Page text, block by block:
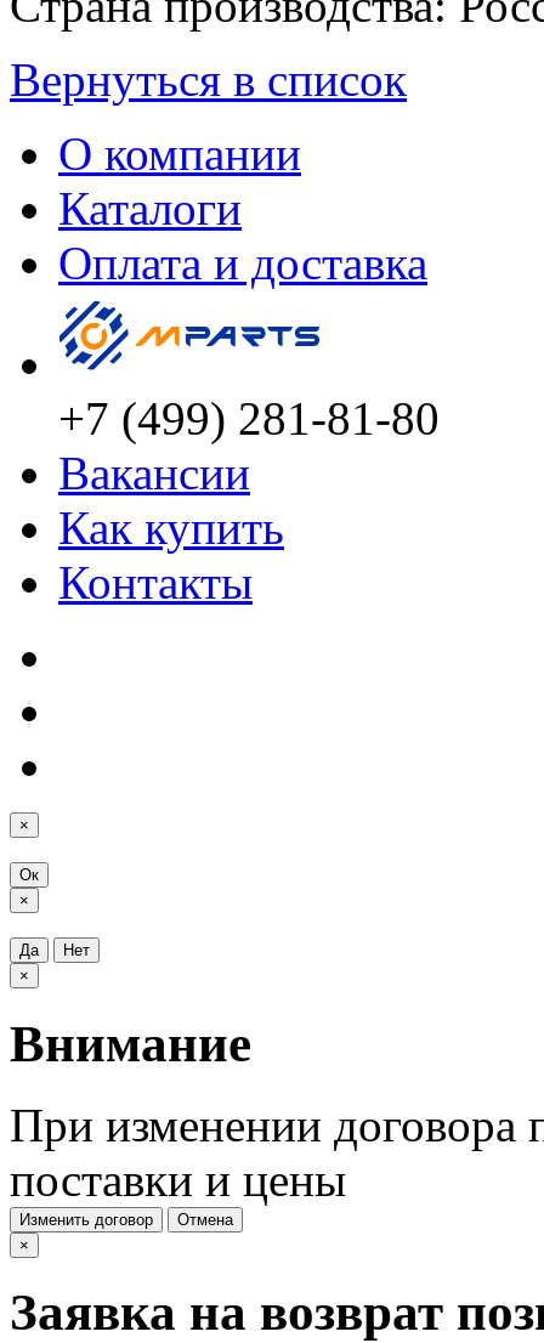
Вернуться в список
О компании
Каталоги
Оплата и доставка
+7 (499) 281-81-80
Вакансии
Как купить
Контакты
×
Ок
×
Да
Нет
×
Внимание
При изменении договора
поставки и цены
Изменить договор
Отмена
×
Заявка на возврат